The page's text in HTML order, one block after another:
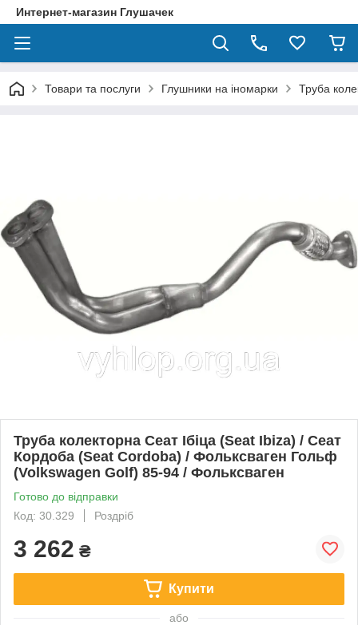
Интернет-магазин Глушачек
Товари та послуги Глушники на іномарки Труба
Труба колекторна Сеат Ібіца (Seat Ibiza) / Сеат
Кордоба (Seat Cordoba) / Фольксваген Гольф
(Volkswagen Golf) 85-94 / Фольксваген
Готово до відправки
Код: 30.329
Роздріб
3 262 ₴
Купити
або